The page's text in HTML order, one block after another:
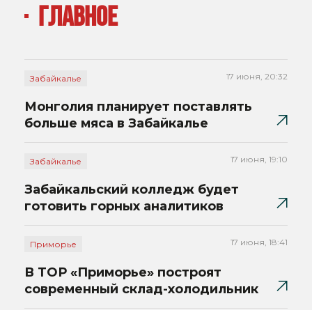
ГЛАВНОЕ
Забайкалье 17 июня, 20:32
Монголия планирует поставлять
больше мяса в Забайкалье
Забайкалье 17 июня, 19:10
Забайкальский колледж будет
готовить горных аналитиков
Приморье 17 июня, 18:41
В ТОР «Приморье» построят
современный склад-холодильник